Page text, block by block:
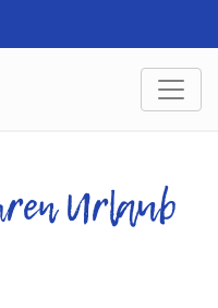
Urlaub